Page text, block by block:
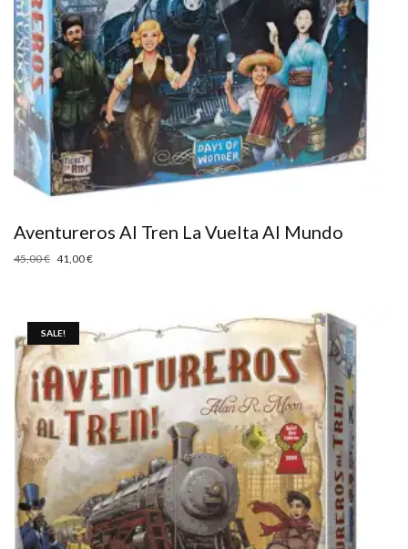
Aventureros Al Tren La Vuelta Al Mundo
45,00€ 41,00€
SALE!